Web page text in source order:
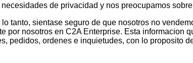
de privacidad y nos preocupamos
tanto, sientase seguro de que nosotros no
por nosotros en C2A Enterprise. Esta informacion
pedidos, ordenes e inquietudes, con lo proposito